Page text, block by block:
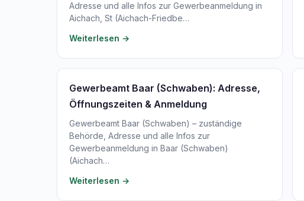
Adresse und alle Infos zur Gewerbeanmeldung in
Aichach, St (Aichach-Friedbe…
Weiterlesen →
Gewerbeamt Baar (Schwaben): Adresse,
Öffnungszeiten & Anmeldung
Gewerbeamt Baar (Schwaben) – zuständige
Behörde, Adresse und alle Infos zur
Gewerbeanmeldung in Baar (Schwaben)
(Aichach…
Weiterlesen →